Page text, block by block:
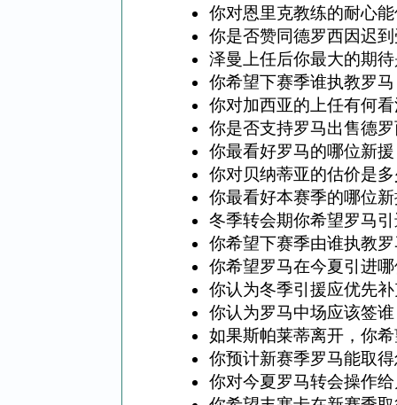
你对恩里克教练的耐心
你是否赞同德罗西因迟
泽曼上任后你最大的期
你希望下赛季谁执教罗
你对加西亚的上任有何
你是否支持罗马出售德
你最看好罗马的哪位新
你对贝纳蒂亚的估价是
你最看好本赛季的哪位
冬季转会期你希望罗马
你希望下赛季由谁执教
你希望罗马在今夏引进
你认为冬季引援应优先
你认为罗马中场应该签
如果斯帕莱蒂离开，你
你预计新赛季罗马能取
你对今夏罗马转会操作